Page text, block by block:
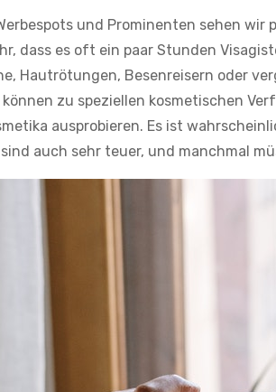
und Prominenten sehen
dass es oft ein paar Stunden
Hautrötungen, Besenreisern oder
können zu speziellen kosmetischen
ausprobieren. Es ist
auch sehr teuer, und manchmal